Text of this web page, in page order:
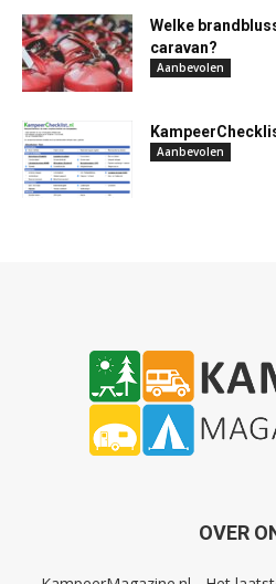
Welke
caravan?
Aanbevolen
Aanbevolen
OVER